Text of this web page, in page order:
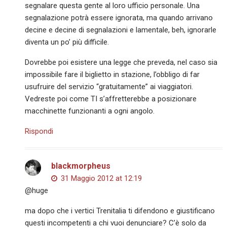
segnalare questa gente al loro ufficio personale. Una
segnalazione potrà essere ignorata, ma quando arrivano
decine e decine di segnalazioni e lamentale, beh, ignorarle
diventa un po’ più difficile.
Dovrebbe poi esistere una legge che preveda, nel caso sia
impossibile fare il biglietto in stazione, l’obbligo di far
usufruire del servizio “gratuitamente” ai viaggiatori.
Vedreste poi come TI s’affretterebbe a posizionare
macchinette funzionanti a ogni angolo.
Rispondi
blackmorpheus
31 Maggio 2012 at 12:19
@huge
ma dopo che i vertici Trenitalia ti difendono e giustificano
questi incompetenti a chi vuoi denunciare? C’è solo da